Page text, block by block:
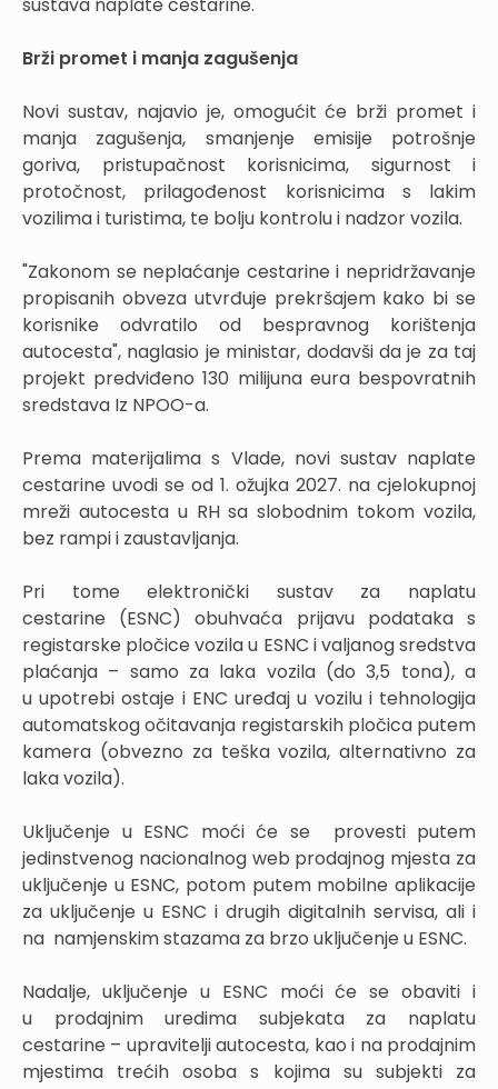
Brži promet i manja zagušenja
Novi sustav, najavio je, omogućit će brži promet i
manja zagušenja, smanjenje emisije potrošnje
goriva, pristupačnost korisnicima, sigurnost i
protočnost, prilagođenost korisnicima s lakim
vozilima i turistima, te bolju kontrolu i nadzor vozila.
"Zakonom se neplaćanje cestarine i nepridržavanje
propisanih obveza utvrđuje prekršajem kako bi se
korisnike odvratilo od bespravnog korištenja
autocesta", naglasio je ministar, dodavši da je za taj
projekt predviđeno 130 milijuna eura bespovratnih
sredstava Iz NPOO-a.
Prema materijalima s Vlade, novi sustav naplate
cestarine uvodi se od 1. ožujka 2027. na cjelokupnoj
mreži autocesta u RH sa slobodnim tokom vozila,
bez rampi i zaustavljanja.
Pri tome elektronički sustav za naplatu
cestarine (ESNC) obuhvaća prijavu podataka s
registarske pločice vozila u ESNC i valjanog sredstva
plaćanja – samo za laka vozila (do 3,5 tona), a
u upotrebi ostaje i ENC uređaj u vozilu i tehnologija
automatskog očitavanja registarskih pločica putem
kamera (obvezno za teška vozila, alternativno za
laka vozila).
Uključenje u ESNC moći će se provesti putem
jedinstvenog nacionalnog web prodajnog mjesta za
uključenje u ESNC, potom putem mobilne aplikacije
za uključenje u ESNC i drugih digitalnih servisa, ali i
na namjenskim stazama za brzo uključenje u ESNC.
Nadalje, uključenje u ESNC moći će se obaviti i
u prodajnim uredima subjekata za naplatu
cestarine – upravitelji autocesta, kao i na prodajnim
mjestima trećih osoba s kojima su subjekti za